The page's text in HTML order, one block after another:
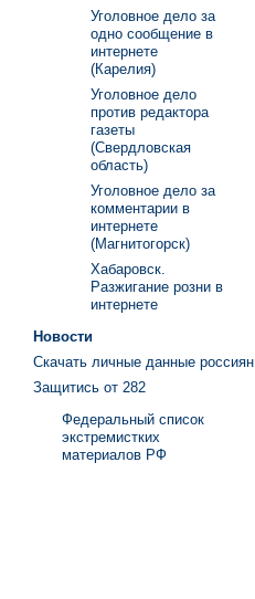
Уголовное дело за
одно сообщение в
интернете
(Карелия)
Уголовное дело
против редактора
газеты
(Свердловская
область)
Уголовное дело за
комментарии в
интернете
(Магнитогорск)
Хабаровск.
Разжигание розни в
интернете
Новости
Скачать личные данные россиян
Защитись от 282
Федеральный список
экстремистких
материалов РФ